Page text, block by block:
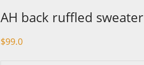
AH back ruffled sweater
$99.0